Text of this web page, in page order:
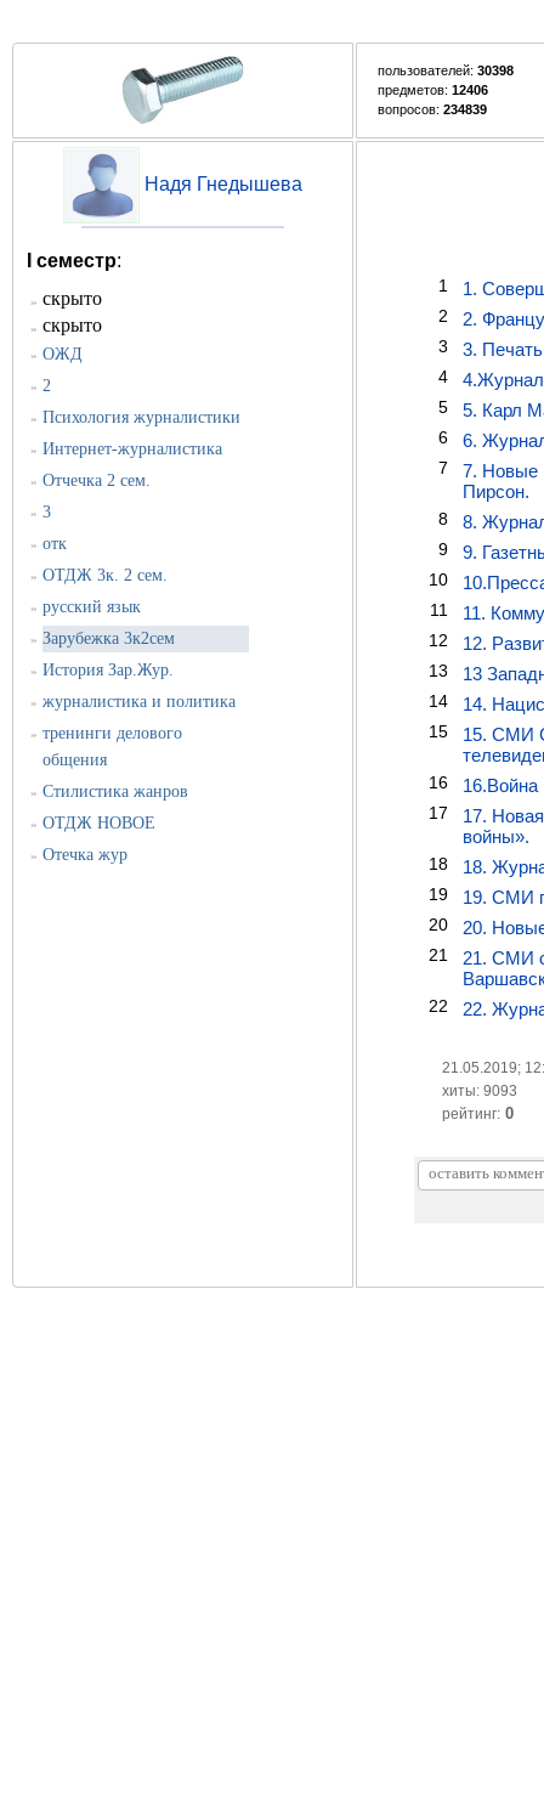
пользователей: 30398
предметов: 12406
вопросов: 234839
Надя Гнедышева
I семестр:
» скрыто
» скрыто
» ОЖД
» 2
» Психология журналистики
» Интернет-журналистика
» Отчечка 2 сем.
» 3
» отк
» ОТДЖ 3к. 2 сем.
» русский язык
» Зарубежка 3к2сем
» История Зар.Жур.
» журналистика и политика
» тренинги делового
общения
» Стилистика жанров
» ОТДЖ НОВОЕ
» Отечка жур
1 1.
2 2.
3 3.
4
5 5. Карл
6 6.
7
7. Новые
Пирсон.
8 8.
9 9.
10
11 11.
12 12.
13 13
14 14.
15
15. СМИ
16
17
17.
войны».
18 18.
19 19. СМИ
20 20.
21
21. СМИ
22 22.
21.05.2019;
хиты: 9093
рейтинг: 0